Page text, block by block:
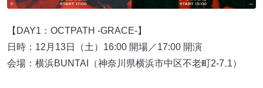
【DAY1：OCTPATH -GRACE-】
日時：12月13日（土）16:00 開場／17:00 開演
会場：横浜BUNTAI（神奈川県横浜市中区不老町2‐7₋1）